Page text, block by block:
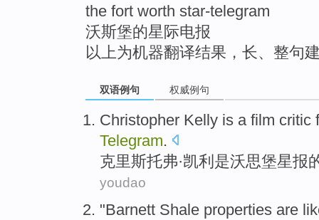
the fort worth star-telegram
沃斯堡的星际电报
以上为机器翻译结果，长、整句
双语例句 权威例句
Christopher Kelly is a film critic
Telegram.
克里斯托弗·凯利 是沃思堡星报
youdao
"Barnett Shale properties are